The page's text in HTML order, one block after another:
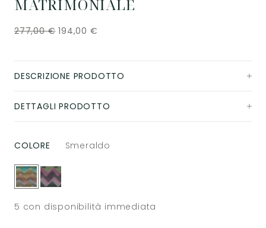
MATRIMONIALE
277,00€ 194,00 €
DESCRIZIONE PRODOTTO
DETTAGLI PRODOTTO
COLORE Smeraldo
5 con disponibilità immediata